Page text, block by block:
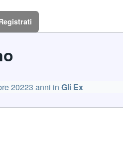
20223 anni inGli Ex